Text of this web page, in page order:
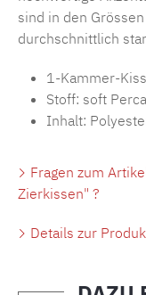
sind in den
durchschnittlich
1-Kammer-
Stoff: soft
Inhalt:
Fragen zum
Zierkissen" ?
Details zur